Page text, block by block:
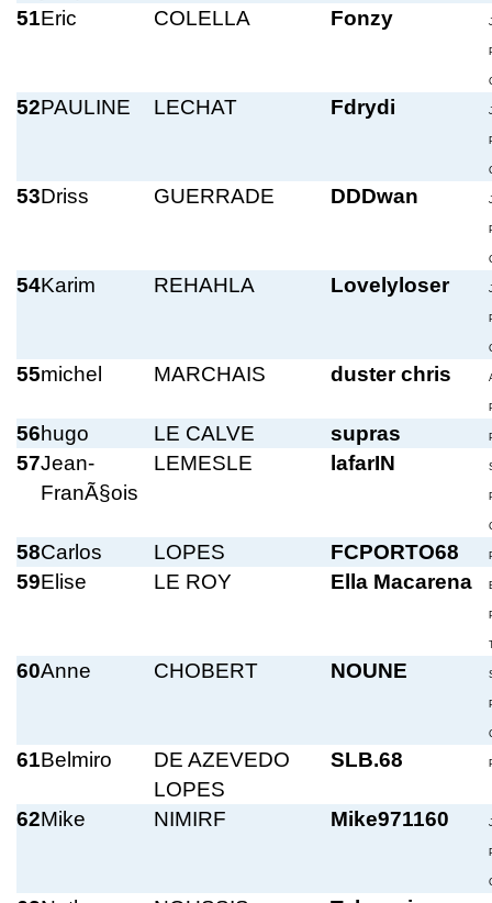
51Eric COLELLA Fonzy
52PAULINE LECHAT Fdrydi
53Driss GUERRADE DDDwan
54Karim REHAHLA Lovelyloser
55michel MARCHAIS duster chris
56hugo LE CALVE supras
57Jean-
FranÃ§ois
LEMESLE lafarIN
58Carlos LOPES FCPORTO68
59Elise LE ROY Ella Macarena
60Anne CHOBERT NOUNE
61Belmiro
DE AZEVEDO
LOPES
SLB.68
62Mike NIMIRF Mike971160